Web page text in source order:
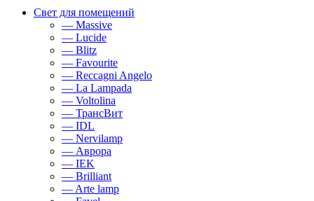
Свет для помещений
— Massive
— Lucide
— Blitz
— Favourite
— Reccagni Angelo
— La Lampada
— Voltolina
— ТрансВит
— IDL
— Nervilamp
— Аврора
— IEK
— Brilliant
— Arte lamp